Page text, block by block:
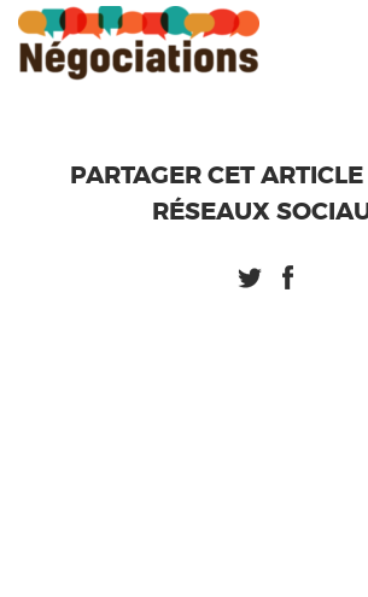
PARTAGER CET
RÉSEAUX